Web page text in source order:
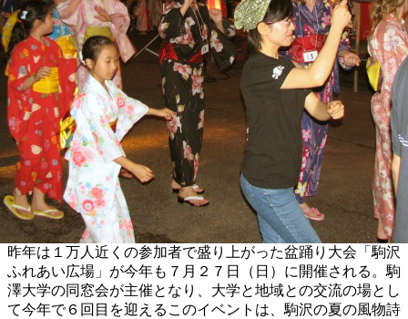
昨年は１万人近くの参加者で盛り上がった盆踊り大会「駒沢
ふれあい広場」が今年も７月２７日（日）に開催される。駒
澤大学の同窓会が主催となり、大学と地域との交流の場とし
て今年で６回目を迎えるこのイベントは、駒沢の夏の風物詩